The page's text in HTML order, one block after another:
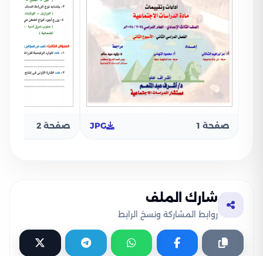
صفحة 1 JPG صفحة 2
شارك الملف
روابط المشاركة ونسخ الرابط